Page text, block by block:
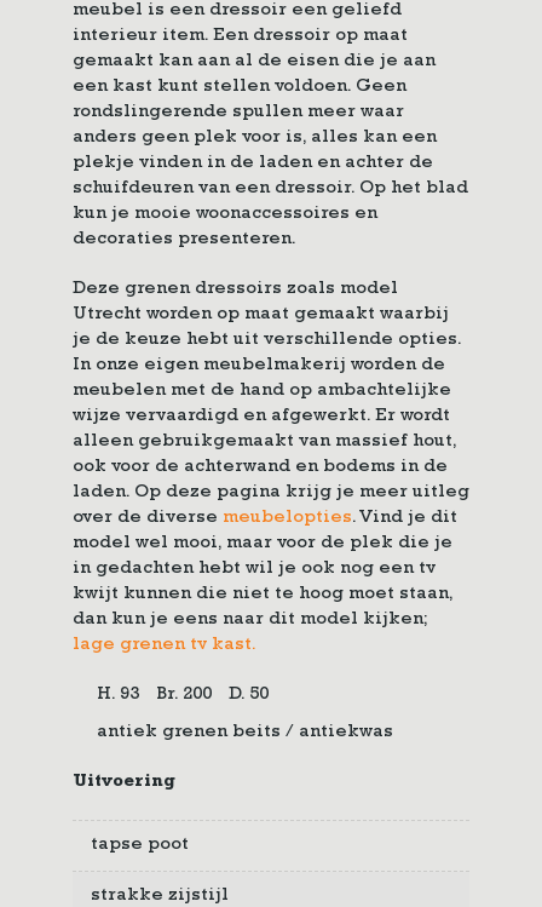
meubel is een dressoir een geliefd
interieur item. Een dressoir op maat
gemaakt kan aan al de eisen die je aan
een kast kunt stellen voldoen. Geen
rondslingerende spullen meer waar
anders geen plek voor is, alles kan een
plekje vinden in de laden en achter de
schuifdeuren van een dressoir. Op het blad
kun je mooie woonaccessoires en
decoraties presenteren.
Deze grenen dressoirs zoals model
Utrecht worden op maat gemaakt waarbij
je de keuze hebt uit verschillende opties.
In onze eigen meubelmakerij worden de
meubelen met de hand op ambachtelijke
wijze vervaardigd en afgewerkt. Er wordt
alleen gebruikgemaakt van massief hout,
ook voor de achterwand en bodems in de
laden. Op deze pagina krijg je meer uitleg
over de diverse meubelopties. Vind je dit
model wel mooi, maar voor de plek die je
in gedachten hebt wil je ook nog een tv
kwijt kunnen die niet te hoog moet staan,
dan kun je eens naar dit model kijken;
lage grenen tv kast.
H. 93 Br. 200 D. 50
antiek grenen beits / antiekwas
Uitvoering
tapse poot
strakke zijstijl